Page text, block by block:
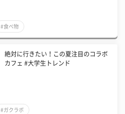
#食べ物
絶対に行きたい！この夏注目のコラボ
カフェ #大学生トレンド
#ガクラボ